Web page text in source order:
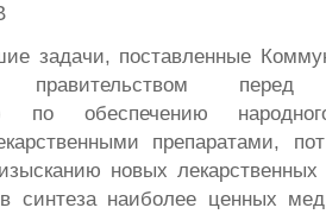
задачи, поставленные
перед
по обеспечению
препаратами,
новых
синтеза наиболее ценных